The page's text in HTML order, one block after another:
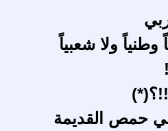
وطنياً ولا شعبياً
حمص القديمة